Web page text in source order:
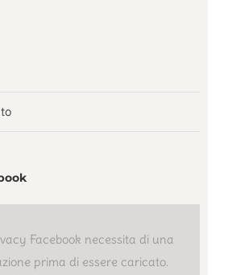
Facebook necessita di una
prima di essere caricato.